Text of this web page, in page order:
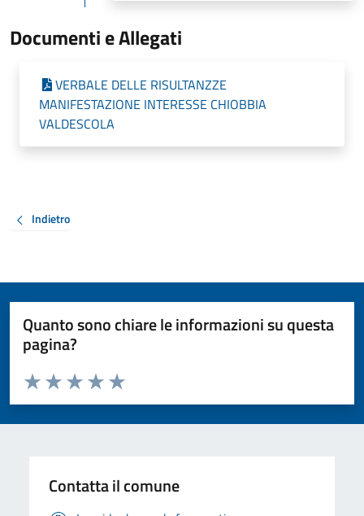
Documenti e Allegati
VERBALE DELLE RISULTANZZE
MANIFESTAZIONE INTERESSE CHIOBBIA
VALDESCOLA
Indietro
Quanto sono chiare le informazioni su questa
pagina?
Valuta da 1 a 5 stelle la pagina
Valuta 5 stelle su 5
Valuta 4 stelle su 5
Valuta 3 stelle su 5
Valuta 2 stelle su 5
Valuta 1 stelle su 5
Contatta il comune